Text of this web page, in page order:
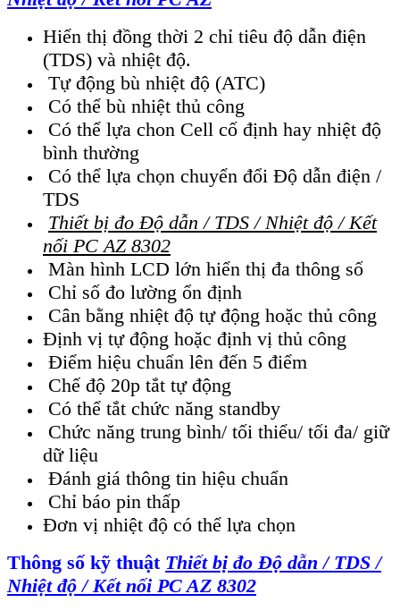
Hiển thị đồng thời 2 chỉ tiêu độ dẫn điện
(TDS) và nhiệt độ.
Tự động bù nhiệt độ (ATC)
Có thể bù nhiệt thủ công
Có thể lựa chon Cell cố định hay nhiệt độ
bình thường
Có thể lựa chọn chuyển đổi Độ dẫn điện /
TDS
Thiết bị đo Độ dẫn / TDS / Nhiệt độ / Kết
nối PC AZ 8302
Màn hình LCD lớn hiển thị đa thông số
Chỉ số đo lường ổn định
Cân bằng nhiệt độ tự động hoặc thủ công
Định vị tự động hoặc định vị thủ công
Điểm hiệu chuẩn lên đến 5 điểm
Chế độ 20p tắt tự động
Có thể tắt chức năng standby
Chức năng trung bình/ tối thiểu/ tối đa/ giữ
dữ liệu
Đánh giá thông tin hiệu chuẩn
Chỉ báo pin thấp
Đơn vị nhiệt độ có thể lựa chọn
Thông số kỹ thuật Thiết bị đo Độ dẫn / TDS /
Nhiệt độ / Kết nối PC AZ 8302